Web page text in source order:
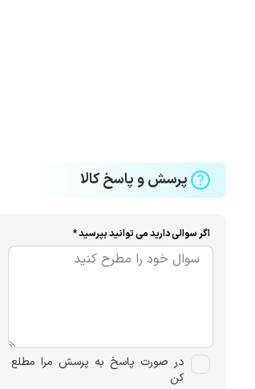
پرسش و پاسخ کالا
اگر سوالی دارید می توانید بپرسید *
در صورت پاسخ به پرسش مرا مطلع
کن